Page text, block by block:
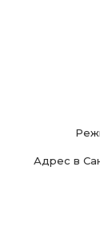
Адрес в